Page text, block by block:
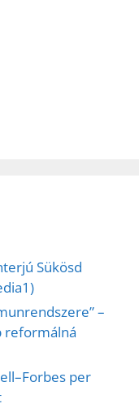
Sükösd
–
reformálná
per